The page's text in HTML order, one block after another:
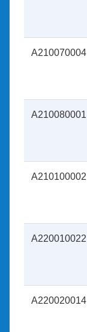
A210070004
A210080001
A210100002
A220010022
A220020014